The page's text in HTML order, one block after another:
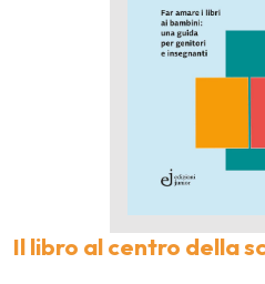
Il libro al centro della